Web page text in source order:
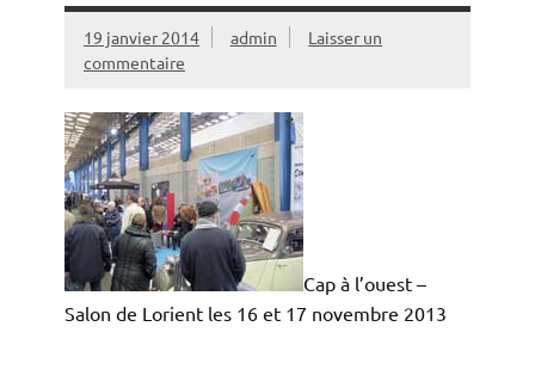
19 janvier 2014 admin
Laisser un
commentaire
Cap à l’ouest –
Salon de Lorient les 16 et 17 novembre 2013